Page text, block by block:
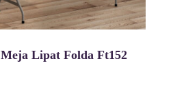
Meja Lipat Folda Ft152